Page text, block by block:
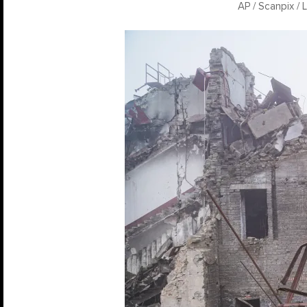
AP / Scanpix /